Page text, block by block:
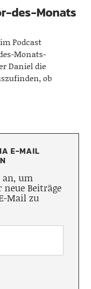
des-Monats
Podcast
Monats-
Daniel die
ob
E-MAIL
an, um
Beiträge
Mail zu